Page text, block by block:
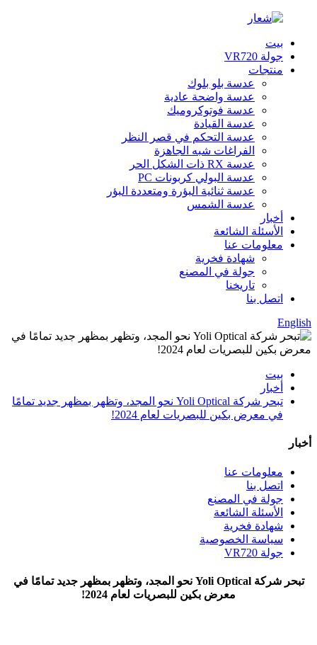
بيت
جولة VR720
منتجات
عدسة بلو بلوك
عدسة واضحة عادية
عدسة فوتوكروميك
عدسة القيادة
عدسة التحكم في قصر النظر
الفراغات شبه الجاهزة
عدسة RX ذات الشكل الحر
عدسة البولي كربونات PC
عدسة ثنائية البؤرة ومتعددة البؤر
عدسة الشمس
أخبار
الأسئلة الشائعة
معلومات عنا
شهادة فخرية
جولة في المصنع
تاريخنا
اتصل بنا
English
بيت
أخبار
تبحر شركة Yoli Optical نحو المجد، وتظهر بمظهر جديد تمامًا
في معرض بكين للبصريات لعام 2024!
أخبار
معلومات عنا
اتصل بنا
جولة في المصنع
الأسئلة الشائعة
شهادة فخرية
سياسة الخصوصية
جولة VR720
تبحر شركة Yoli Optical نحو المجد، وتظهر بمظهر جديد تمامًا في
معرض بكين للبصريات لعام 2024!